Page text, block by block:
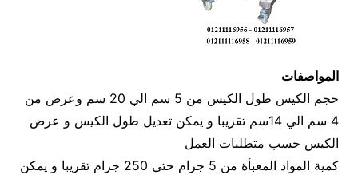
المواصفات
حجم الكيس طول الكيس من 5 سم الي 20 سم وعرض من
4 سم الي 14سم تقريبا و يمكن تعديل طول الكيس و عرض
الكيس حسب متطلبات العمل
كمية المواد المعبأة من 5 جرام حتي 250 جرام تقريبا و يمكن